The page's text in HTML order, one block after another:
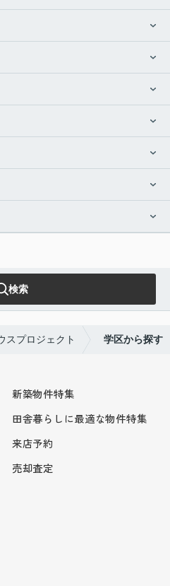
検索
スプロジェクト 学区から探す
新築物件特集
田舎暮らしに最適な物件特集
来店予約
売却査定